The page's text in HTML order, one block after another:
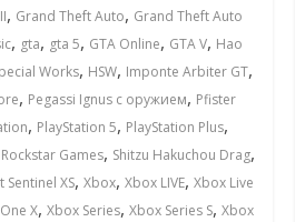
, Grand Theft Auto, Grand Theft Auto
, gta, gta 5, GTA Online, GTA V, Hao
Works, HSW, Imponte Arbiter GT,
, Pegassi Ignus с оружием, Pfister
, PlayStation 5, PlayStation Plus,
Rockstar Games, Shitzu Hakuchou Drag,
XS, Xbox, Xbox LIVE, Xbox Live
X, Xbox Series, Xbox Series S, Xbox